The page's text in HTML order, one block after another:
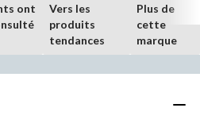
ont
Vers les
produits
tendances
Plus de
cette
marque